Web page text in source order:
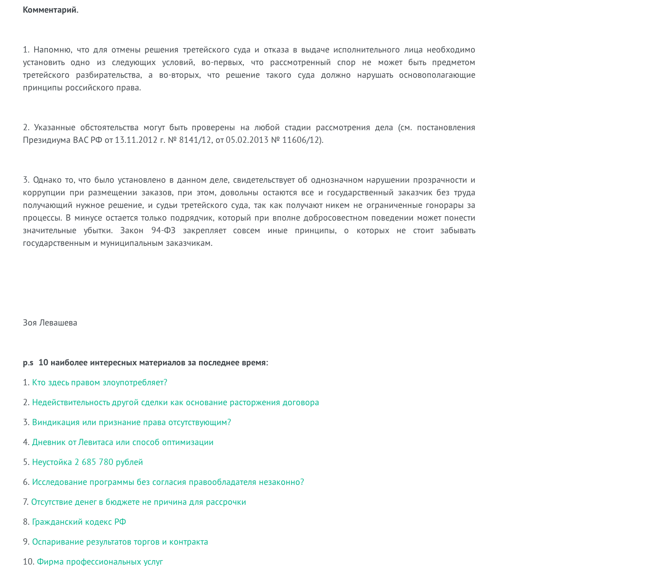
Комментарий.
1. Напомню, что для отмены решения третейского суда и отказа в выдаче исполнительного лица необходимо
установить одно из следующих условий, во-первых, что рассмотренный спор не может быть предметом
третейского разбирательства, а во-вторых, что решение такого суда должно нарушать основополагающие
принципы российского права.
2. Указанные обстоятельства могут быть проверены на любой стадии рассмотрения дела (см. постановления
Президиума ВАС РФ от 13.11.2012 г. № 8141/12, от 05.02.2013 № 11606/12).
3. Однако то, что было установлено в данном деле, свидетельствует об однозначном нарушении прозрачности и
коррупции при размещении заказов, при этом, довольны остаются все и государственный заказчик без труда
получающий нужное решение, и судьи третейского суда, так как получают никем не ограниченные гонорары за
процессы. В минусе остается только подрядчик, который при вполне добросовестном поведении может понести
значительные убытки. Закон 94-ФЗ закрепляет совсем иные принципы, о которых не стоит забывать
государственным и муниципальным заказчикам.
Зоя Левашева
p.s 10 наиболее интересных материалов за последнее время:
1. Кто здесь правом злоупотребляет?
2. Недействительность другой сделки как основание расторжения договора
3. Виндикация или признание права отсутствующим?
4. Дневник от Левитаса или способ оптимизации
5. Неустойка 2 685 780 рублей
6. Исследование программы без согласия правообладателя незаконно?
7. Отсутствие денег в бюджете не причина для рассрочки
8. Гражданский кодекс РФ
9. Оспаривание результатов торгов и контракта
10. Фирма профессиональных услуг